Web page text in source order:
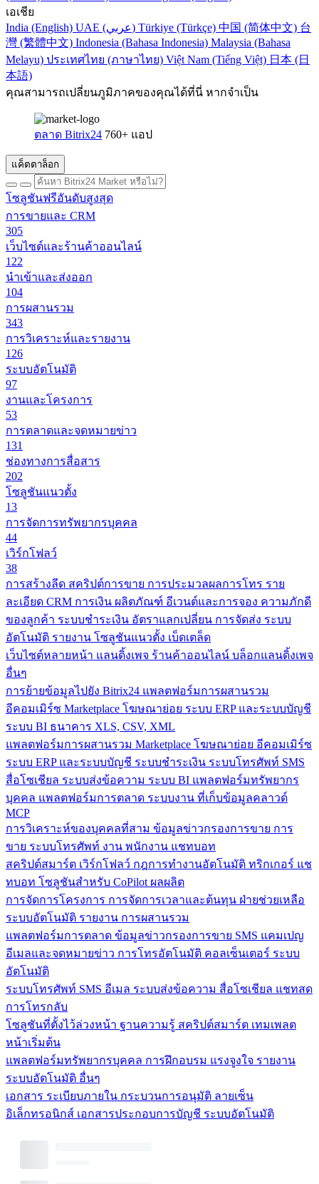
เอเชีย
India (English)
UAE (عربي) Türkiye (Türkçe) 中国 (简体中文) 台
灣 (繁體中文) Indonesia (Bahasa Indonesia) Malaysia (Bahasa
Melayu) ประเทศไทย (ภาษาไทย) Việt Nam (Tiếng Việt) 日本 (日
本語)
คุณสามารถเปลี่ยนภูมิภาคของคุณได้ที่นี่ หากจำเป็น
ตลาด Bitrix24 760+ แอป
แค็ตตาล็อก
โซลูชันฟรีอันดับสูงสุด
การขายและ CRM
305
เว็บไซต์และร้านค้าออนไลน์
122
นำเข้าและส่งออก
104
การผสานรวม
343
การวิเคราะห์และรายงาน
126
ระบบอัตโนมัติ
97
งานและโครงการ
53
การตลาดและจดหมายข่าว
131
ช่องทางการสื่อสาร
202
โซลูชันแนวตั้ง
13
การจัดการทรัพยากรบุคคล
44
เวิร์กโฟลว์
38
การสร้างลีด สคริปต์การขาย การประมวลผลการโทร ราย
ละเอียด CRM การเงิน ผลิตภัณฑ์ อีเวนต์และการจอง ความภักดี
ของลูกค้า ระบบชำระเงิน อัตราแลกเปลี่ยน การจัดส่ง ระบบ
อัตโนมัติ รายงาน โซลูชันแนวตั้ง เบ็ดเตล็ด
เว็บไซต์หลายหน้า แลนดิ้งเพจ ร้านค้าออนไลน์ บล็อกแลนดิ้งเพจ
อื่นๆ
การย้ายข้อมูลไปยัง Bitrix24 แพลตฟอร์มการผสานรวม
อีคอมเมิร์ซ Marketplace โฆษณาย่อย ระบบ ERP และระบบบัญชี
ระบบ BI ธนาคาร XLS, CSV, XML
แพลตฟอร์มการผสานรวม Marketplace โฆษณาย่อย อีคอมเมิร์ซ
ระบบ ERP และระบบบัญชี ระบบชำระเงิน ระบบโทรศัพท์ SMS
สื่อโซเชียล ระบบส่งข้อความ ระบบ BI แพลตฟอร์มทรัพยากร
บุคคล แพลตฟอร์มการตลาด ระบบงาน ที่เก็บข้อมูลคลาวด์
MCP
การวิเคราะห์ของบุคคลที่สาม ข้อมูลข่าวกรองการขาย การ
ขาย ระบบโทรศัพท์ งาน พนักงาน แชทบอท
สคริปต์สมาร์ต เวิร์กโฟลว์ กฎการทำงานอัตโนมัติ ทริกเกอร์ แช
ทบอท โซลูชันสำหรับ CoPilot ผลผลิต
การจัดการโครงการ การจัดการเวลาและต้นทุน ฝ่ายช่วยเหลือ
ระบบอัตโนมัติ รายงาน การผสานรวม
แพลตฟอร์มการตลาด ข้อมูลข่าวกรองการขาย SMS แคมเปญ
อีเมลและจดหมายข่าว การโทรอัตโนมัติ คอลเซ็นเตอร์ ระบบ
อัตโนมัติ
ระบบโทรศัพท์ SMS อีเมล ระบบส่งข้อความ สื่อโซเชียล แชทสด
การโทรกลับ
โซลูชันที่ตั้งไว้ล่วงหน้า ฐานความรู้ สคริปต์สมาร์ต เทมเพลต
หน้าเริ่มต้น
แพลตฟอร์มทรัพยากรบุคคล การฝึกอบรม แรงจูงใจ รายงาน
ระบบอัตโนมัติ อื่นๆ
เอกสาร ระเบียบภายใน กระบวนการอนุมัติ ลายเซ็น
อิเล็กทรอนิกส์ เอกสารประกอบการบัญชี ระบบอัตโนมัติ